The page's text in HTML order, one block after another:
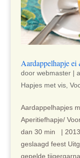
Aardappelhapje ei
door webmaster|
Hapjes met vis,
Aardappelhapjes
Aperitiefhapje/
dan 30 min |
geslaagd feest
gepelde